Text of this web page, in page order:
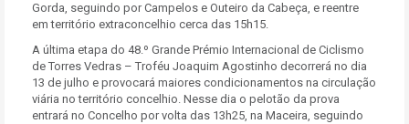
Gorda, seguindo por Campelos e Outeiro da Cabeça, e reentre
em território extraconcelhio cerca das 15h15.
A última etapa do 48.º Grande Prémio Internacional de Ciclismo
de Torres Vedras – Troféu Joaquim Agostinho decorrerá no dia
13 de julho e provocará maiores condicionamentos na circulação
viária no território concelhio. Nesse dia o pelotão da prova
entrará no Concelho por volta das 13h25, na Maceira, seguindo